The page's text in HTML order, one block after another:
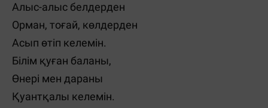
Алыс-алыс белдерден
Орман, тоғай, көлдерден
Асып өтіп келемін.
Білім қуған баланы,
Өнері мен дараны
Қуантқалы келемін.